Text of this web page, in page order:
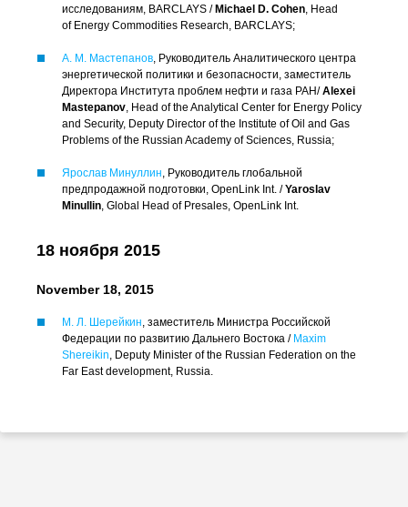
исследованиям, BARCLAYS / Michael D. Cohen, Head
of Energy Commodities Research, BARCLAYS;
А. М. Мастепанов, Руководитель Аналитического центра
энергетической политики и безопасности, заместитель
Директора Института проблем нефти и газа РАН/Alexei
Mastepanov, Head of the Analytical Center for Energy Policy
and Security, Deputy Director of the Institute of Oil and Gas
Problems of the Russian Academy of Sciences, Russia;
Ярослав Минуллин, Руководитель глобальной
предпродажной подготовки, OpenLink Int. /Yaroslav
Minullin, Global Head of Presales, OpenLink Int.
18 ноября 2015
November 18, 2015
М. Л. Шерейкин, заместитель Министра Российской
Федерации по развитию Дальнего Востока / Maxim
Shereikin, Deputy Minister of the Russian Federation on the
Far East development, Russia.